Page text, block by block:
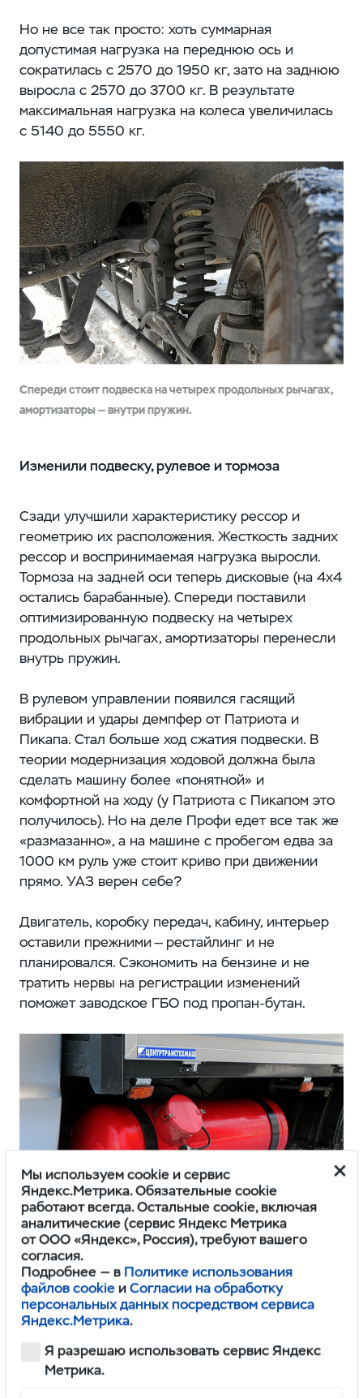
Но не все так просто: хоть суммарная
допустимая нагрузка на переднюю ось и
сократилась с 2570 до 1950 кг, зато на заднюю
выросла с 2570 до 3700 кг. В результате
максимальная нагрузка на колеса увеличилась
с 5140 до 5550 кг.
Спереди стоит подвеска на четырех продольных рычагах,
амортизаторы — внутри пружин.
Изменили подвеску, рулевое и тормоза
Сзади улучшили характеристику рессор и
геометрию их расположения. Жесткость задних
рессор и воспринимаемая нагрузка выросли.
Тормоза на задней оси теперь дисковые (на 4х4
остались барабанные). Спереди поставили
оптимизированную подвеску на четырех
продольных рычагах, амортизаторы перенесли
внутрь пружин.
В рулевом управлении появился гасящий
вибрации и удары демпфер от Патриота и
Пикапа. Стал больше ход сжатия подвески. В
теории модернизация ходовой должна была
сделать машину более «понятной» и
комфортной на ходу (у Патриота с Пикапом это
получилось). Но на деле Профи едет все так же
«размазанно», а на машине с пробегом едва за
1000 км руль уже стоит криво при движении
прямо. УАЗ верен себе?
Двигатель, коробку передач, кабину, интерьер
оставили прежними — рестайлинг и не
планировался. Сэкономить на бензине и не
тратить нервы на регистрации изменений
поможет заводское ГБО под пропан-бутан.
На длиннобазной Полуторке баллон ГБО увеличивается со
100 до 150 л без доплаты.
Мы используем cookie и сервис
Яндекс.Метрика. Обязательные cookie
работают всегда. Остальные cookie, включая
аналитические (сервис Яндекс Метрика
от ООО «Яндекс», Россия), требуют вашего
согласия.
Подробнее — в Политике использования
файлов cookie иСогласии на обработку
персональных данных посредством сервиса
Яндекс.Метрика.
Я разрешаю использовать сервис Яндекс
Метрика.